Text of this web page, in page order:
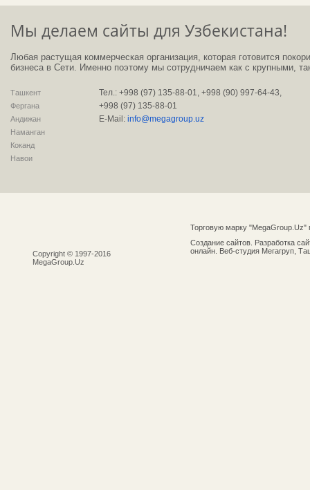
Мы делаем сайты для Узбекистана!
Любая растущая коммерческая организация, которая готовится
бизнеса в Сети. Именно поэтому мы сотрудничаем как с крупными,
Ташкент
Фергана
Андижан
Наманган
Коканд
Навои
Тел.: +998 (97) 135-88-01, +998 (90) 997-64-43,
+998 (97) 135-88-01
E-Mail: info@megagroup.uz
Copyright © 1997-2016
MegaGroup.Uz
Торговую марку
Создание сайтов. Разработка
онлайн. Веб-студия Мегагруп,